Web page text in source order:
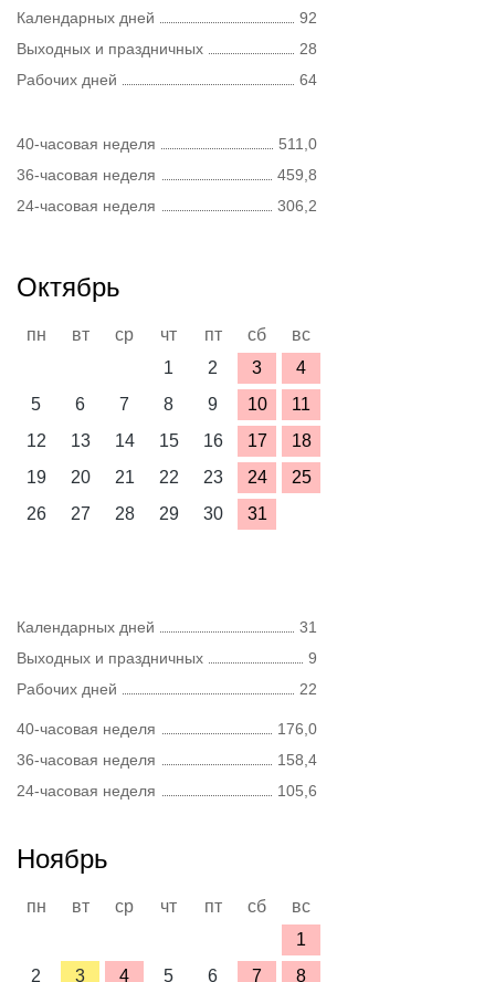
Календарных дней
92
Выходных и праздничных
28
Рабочих дней
64
40-часовая неделя
511,0
36-часовая неделя
459,8
24-часовая неделя
306,2
Октябрь
пн вт ср чт пт сб
вс
1
2 3
4
5
6 7 8 9 10
11
12
13 14 15 16 17
18
19
20 21 22 23 24
25
26
27 28 29 30 31
Календарных дней
31
Выходных и праздничных
9
Рабочих дней
22
40-часовая неделя
176,0
36-часовая неделя
158,4
24-часовая неделя
105,6
Ноябрь
пн вт ср чт пт сб
вс
1
2
3 4 5 6 7 8